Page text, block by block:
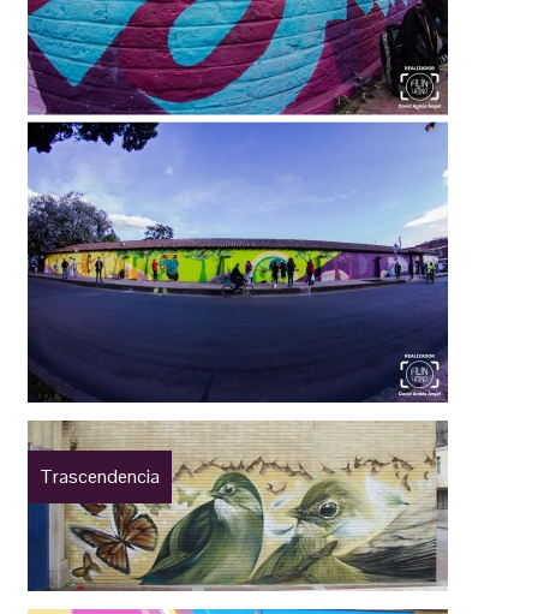
Trascendencia